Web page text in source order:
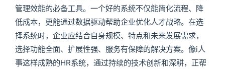
管理效能的必备工具。一个好的系统不仅能简化流程、降
低成本，更能通过数据驱动帮助企业优化人才战略。在选
择系统时，企业应结合自身规模、特点和未来发展需求，
选择功能全面、扩展性强、服务有保障的解决方案。像i人
事这样成熟的HR系统，通过持续的技术创新和深耕，正帮